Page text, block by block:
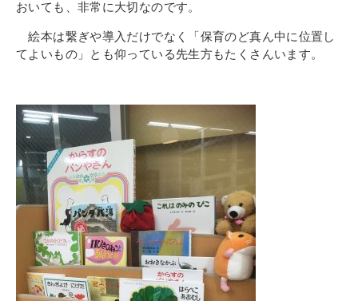
おいても、非常に大切なのです。
絵本は繋ぎや導入だけでなく「保育のど真ん中に位置し
てよいもの」とも仰っている先生方もたくさんいます。